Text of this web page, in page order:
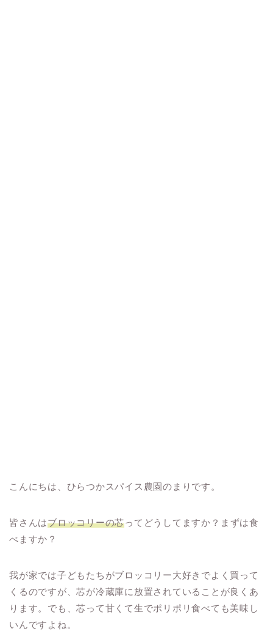
こんにちは、ひらつかスパイス農園のまりです。
皆さんはブロッコリーの芯ってどうしてますか？まずは食
べますか？
我が家では子どもたちがブロッコリー大好きでよく買って
くるのですが、芯が冷蔵庫に放置されていることが良くあ
ります。でも、芯って甘くて生でポリポリ食べても美味し
いんですよね。